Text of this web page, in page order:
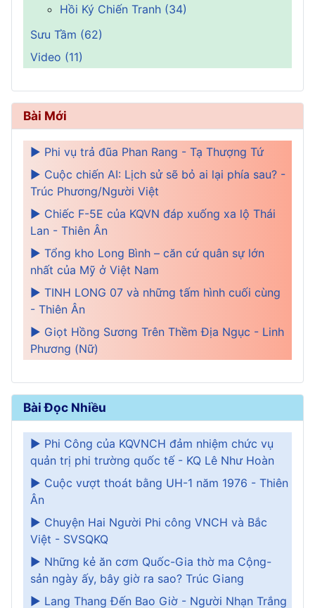
Hồi Ký Chiến Tranh (34)
Sưu Tầm (62)
Video (11)
Bài Mới
► Phi vụ trả đũa Phan Rang - Tạ Thượng Tứ
► Cuộc chiến AI: Lịch sử sẽ bỏ ai lại phía sau? -
Trúc Phương/Người Việt
► Chiếc F-5E của KQVN đáp xuống xa lộ Thái
Lan - Thiên Ân
► Tổng kho Long Bình – căn cứ quân sự lớn
nhất của Mỹ ở Việt Nam
► TINH LONG 07 và những tấm hình cuối cùng
- Thiên Ân
► Giọt Hồng Sương Trên Thềm Địa Ngục - Linh
Phương (Nữ)
Bài Đọc Nhiều
► Phi Công của KQVNCH đảm nhiệm chức vụ
quản trị phi trường quốc tế - KQ Lê Như Hoàn
► Cuộc vượt thoát bằng UH-1 năm 1976 - Thiên
Ân
► Chuyện Hai Người Phi công VNCH và Bắc
Việt - SVSQKQ
► Những kẻ ăn cơm Quốc-Gia thờ ma Cộng-
sản ngày ấy, bây giờ ra sao? Trúc Giang
► Lang Thang Đến Bao Giờ - Người Nhạn Trắng